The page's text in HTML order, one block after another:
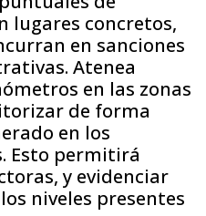
lugares concretos,
en sanciones
Atenea
en las zonas
de forma
en los
Esto permitirá
y evidenciar
niveles presentes